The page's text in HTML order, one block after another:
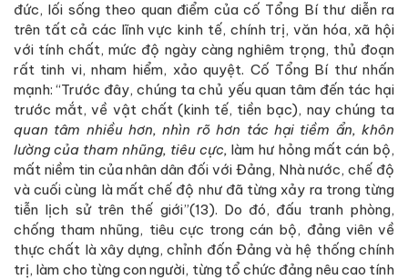
đức, lối sống theo quan điểm của cố Tổng Bí thư diễn ra
trên tất cả các lĩnh vực kinh tế, chính trị, văn hóa, xã hội
với tính chất, mức độ ngày càng nghiêm trọng, thủ đoạn
rất tinh vi, nham hiểm, xảo quyệt. Cố Tổng Bí thư nhấn
mạnh: “Trước đây, chúng ta chủ yếu quan tâm đến tác hại
trước mắt, về vật chất (kinh tế, tiền bạc), nay chúng ta
quan tâm nhiều hơn, nhìn rõ hơn tác hại tiềm ẩn, khôn
lường của tham nhũng, tiêu cực, làm hư hỏng mất cán bộ,
mất niềm tin của nhân dân đối với Đảng, Nhà nước, chế độ
và cuối cùng là mất chế độ như đã từng xảy ra trong từng
tiễn lịch sử trên thế giới”(13). Do đó, đấu tranh phòng,
chống tham nhũng, tiêu cực trong cán bộ, đảng viên về
thực chất là xây dựng, chỉnh đốn Đảng và hệ thống chính
trị, làm cho từng con người, từng tổ chức đảng nêu cao tính